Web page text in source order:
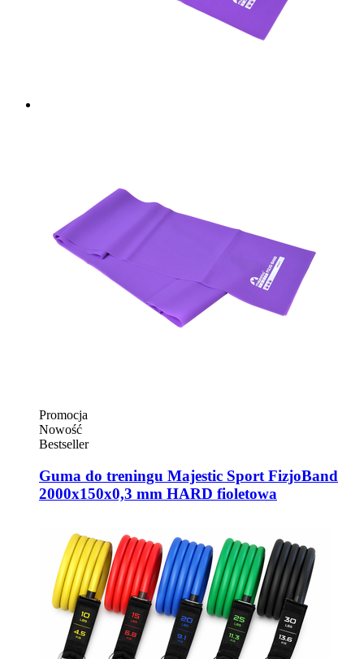
Promocja
Nowość
Bestseller
Guma do treningu Majestic Sport FizjoBand
2000x150x0,3 mm HARD fioletowa